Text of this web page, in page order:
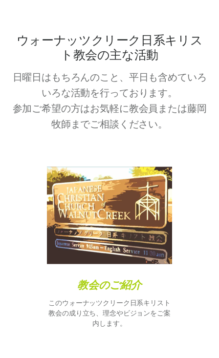
ウォーナッツクリーク日系キリス
ト教会の主な活動
日曜日はもちろんのこと、平日も含めていろ
いろな活動を行っております。
参加ご希望の方はお気軽に教会員または藤岡
牧師までご相談ください。
教会のご紹介
このウォーナッツクリーク日系キリスト
教会の成り立ち、理念やビジョンをご案
内します。